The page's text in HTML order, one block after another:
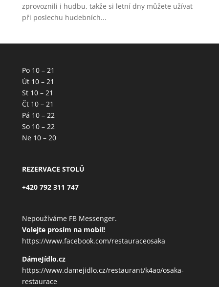
zprovoznili i hudbu, takže si letní dny můžete užívat
při poslechu hudebních...
Po 10 – 21
Út 10 – 21
St 10 – 21
Čt 10 – 21
Pá 10 – 22
So 10 – 22
Ne 10 – 20
REZERVACE STOLŮ
+420 792 311 747
Nepoužíváme FB Messenger.
Volejte prosím na mobil!
https://www.facebook.com/restauraceosaka
DámeJídlo.cz
https://www.damejidlo.cz/restaurant/k4ao/osaka-
restaurace